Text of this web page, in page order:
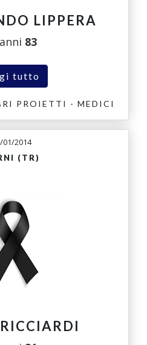
LIPPERA
83
tutto
PROIETTI - MEDICI
01/2014
(TR)